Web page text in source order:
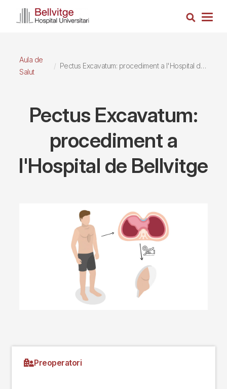
Cerca
Aula de
Salut
Pectus Excavatum: procediment a l'Hospital de Bellvitge
Pectus Excavatum:
procediment a
l'Hospital de Bellvitge
Preoperatori